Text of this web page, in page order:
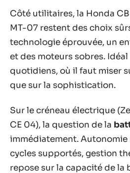
Côté utilitaires, la Honda
MT-07 restent des choix
technologie éprouvée, un
et des moteurs sobres.
quotidiens, où il faut miser
que sur la sophistication.
Sur le créneau électrique
CE 04), la question de la
immédiatement. Autonomie
cycles supportés, gestion
repose sur la capacité de la